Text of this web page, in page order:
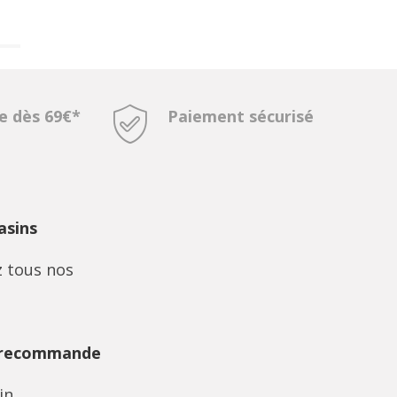
dès 69€* Paiement sécurisé
tous nos